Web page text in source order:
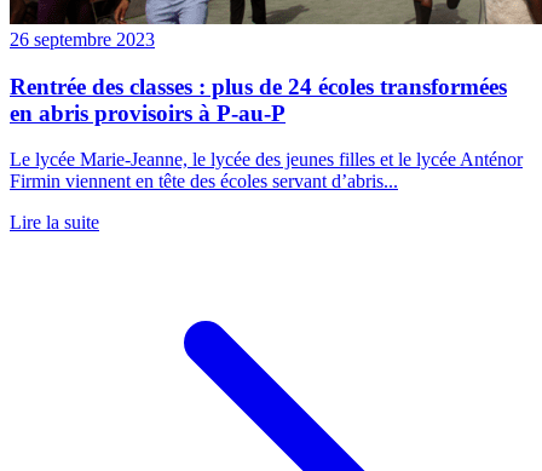
26 septembre 2023
Rentrée des classes : plus de 24 écoles transformées
en abris provisoirs à P-au-P
Le lycée Marie-Jeanne, le lycée des jeunes filles et le lycée Anténor
Firmin viennent en tête des écoles servant d’abris...
Lire la suite